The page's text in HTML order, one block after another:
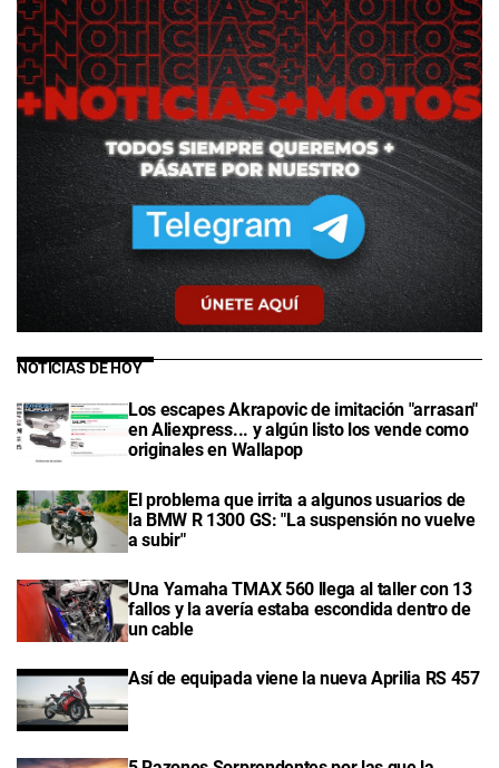
NOTICIAS DE HOY
Los escapes Akrapovic de imitación "arrasan"
en Aliexpress... y algún listo los vende como
originales en Wallapop
El problema que irrita a algunos usuarios de
la BMW R 1300 GS: "La suspensión no vuelve
a subir"
Una Yamaha TMAX 560 llega al taller con 13
fallos y la avería estaba escondida dentro de
un cable
Así de equipada viene la nueva Aprilia RS 457